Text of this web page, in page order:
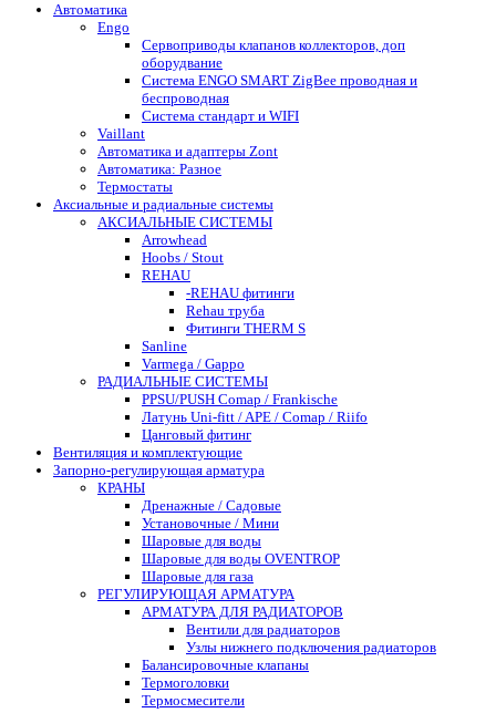
Автоматика
Engo
Сервоприводы клапанов коллекторов, доп
оборудвание
Система ENGO SMART ZigBee проводная и
беспроводная
Система стандарт и WIFI
Vaillant
Автоматика и адаптеры Zont
Автоматика: Разное
Термостаты
Аксиальные и радиальные системы
АКСИАЛЬНЫЕ СИСТЕМЫ
Arrowhead
Hoobs / Stout
REHAU
-REHAU фитинги
Rehau труба
Фитинги THERM S
Sanline
Varmega / Gappo
РАДИАЛЬНЫЕ СИСТЕМЫ
PPSU/PUSH Comap / Frankische
Латунь Uni-fitt / APE / Comap / Riifo
Цанговый фитинг
Вентиляция и комплектующие
Запорно-регулирующая арматура
КРАНЫ
Дренажные / Садовые
Установочные / Мини
Шаровые для воды
Шаровые для воды OVENTROP
Шаровые для газа
РЕГУЛИРУЮЩАЯ АРМАТУРА
АРМАТУРА ДЛЯ РАДИАТОРОВ
Вентили для радиаторов
Узлы нижнего подключения радиаторов
Балансировочные клапаны
Термоголовки
Термосмесители